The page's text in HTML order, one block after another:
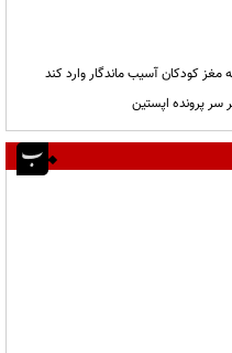
کودکان آسیب ماندگار وارد کند
سر پرونده اپستین